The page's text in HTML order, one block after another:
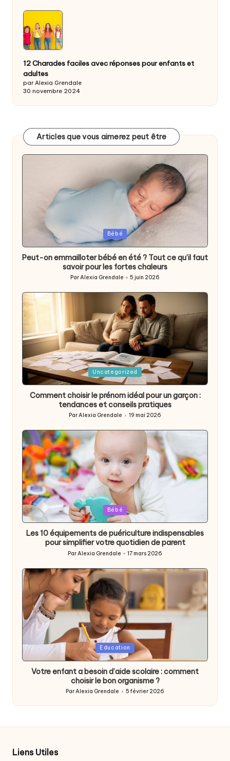
12 Charades faciles avec réponses pour enfants et
adultes
par Alexia Grendale
30 novembre 2024
Articles que vous aimerez peut être
Posted
Bébé
Peut-on emmailloter bébé en été ? Tout ce qu’il faut
savoir pour les fortes chaleurs
Posted
by
ParAlexia Grendale 5 juin 2026
Posted
Uncategorized
Comment choisir le prénom idéal pour un garçon :
tendances et conseils pratiques
by
ParAlexia Grendale 19 mai 2026
Posted
in
Bébé
Les 10 équipements de puériculture indispensables
pour simplifier votre quotidien de parent
Posted
ParAlexia Grendale 17 mars 2026
Posted
in
Education
Votre enfant a besoin d’aide scolaire : comment
choisir le bon organisme ?
Posted
by
ParAlexia Grendale 5 février 2026
Liens Utiles